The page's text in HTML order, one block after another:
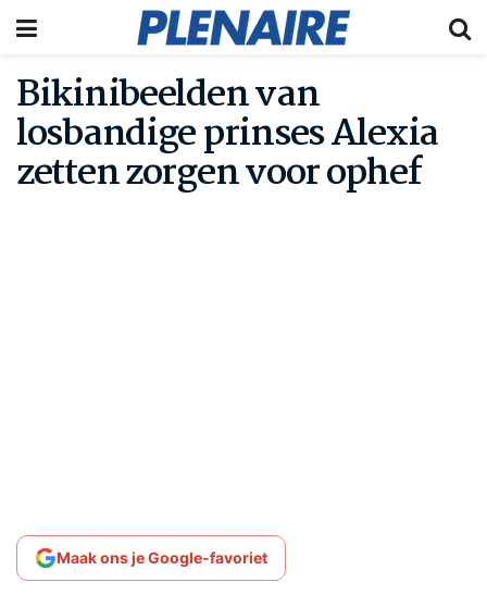
Bikinibeelden van
losbandige prinses Alexia
zetten zorgen voor ophef
Maak ons je Google-favoriet